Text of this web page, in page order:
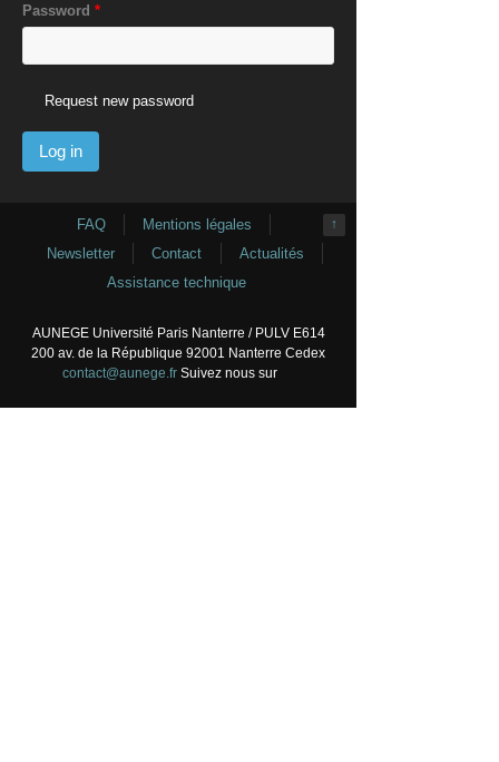
Password *
Request new password
↑
FAQ
Mentions légales
Newsletter
Contact
Actualités
Assistance technique
AUNEGE Université Paris Nanterre / PULV E614
200 av. de la République 92001 Nanterre Cedex
contact@aunege.frSuivez nous sur